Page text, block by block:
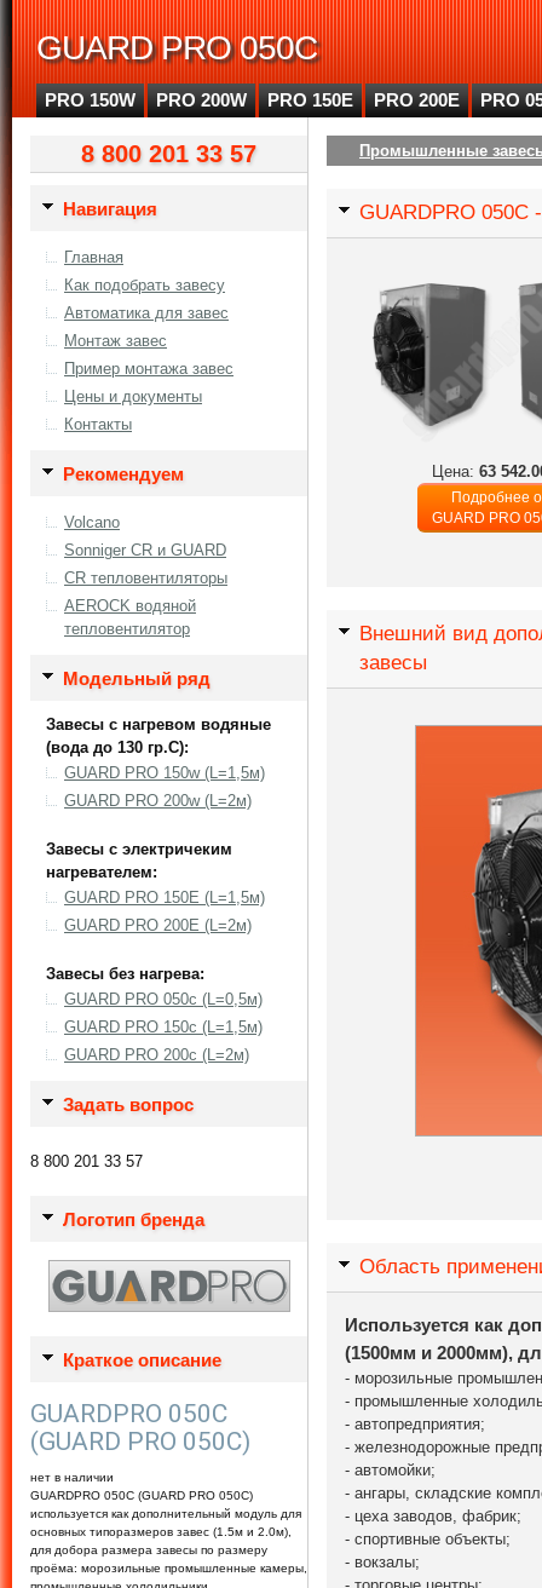
GUARD PRO 050C
PRO 150W PRO 200W PRO 150E PRO 200E PRO
Промышленные
GUARDPRO
Цена: 63
Подробнее о
GUARD PRO
Внешний вид
завесы
Область
Используется как
(1500мм и 2000мм),
- морозильные
- промышленные
- автопредприятия;
- железнодорожные
- автомойки;
- ангары, складские
- цеха заводов, фабрик;
- спортивные объекты;
- вокзалы;
8 800 201 33 57
Навигация
Главная
Как подобрать завесу
Автоматика для завес
Монтаж завес
Пример монтажа завес
Цены и документы
Контакты
Рекомендуем
Volcano
Sonniger CR и GUARD
CR тепловентиляторы
AEROCK водяной
тепловентилятор
Модельный ряд
Завесы с нагревом водяные
(вода до 130 гр.С):
GUARD PRO 150w (L=1,5м)
GUARD PRO 200w (L=2м)
Завесы с электричеким
нагревателем:
GUARD PRO 150E (L=1,5м)
GUARD PRO 200E (L=2м)
Завесы без нагрева:
GUARD PRO 050c (L=0,5м)
GUARD PRO 150c (L=1,5м)
GUARD PRO 200c (L=2м)
Задать вопрос
8 800 201 33 57
Логотип бренда
Краткое описание
GUARDPRO 050C
(GUARD PRO 050C)
нет в наличии
GUARDPRO 050C (GUARD PRO 050C)
используется как дополнительный модуль для
основных типоразмеров завес (1.5м и 2.0м),
для добора размера завесы по размеру
проёма: морозильные промышленные камеры,